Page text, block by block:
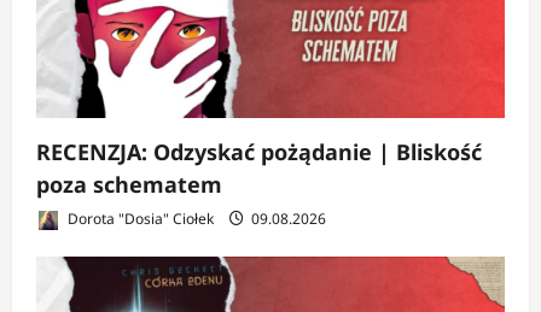
RECENZJA: Odzyskać pożądanie | Bliskość
poza schematem
Dorota "Dosia" Ciołek 09.08.2026